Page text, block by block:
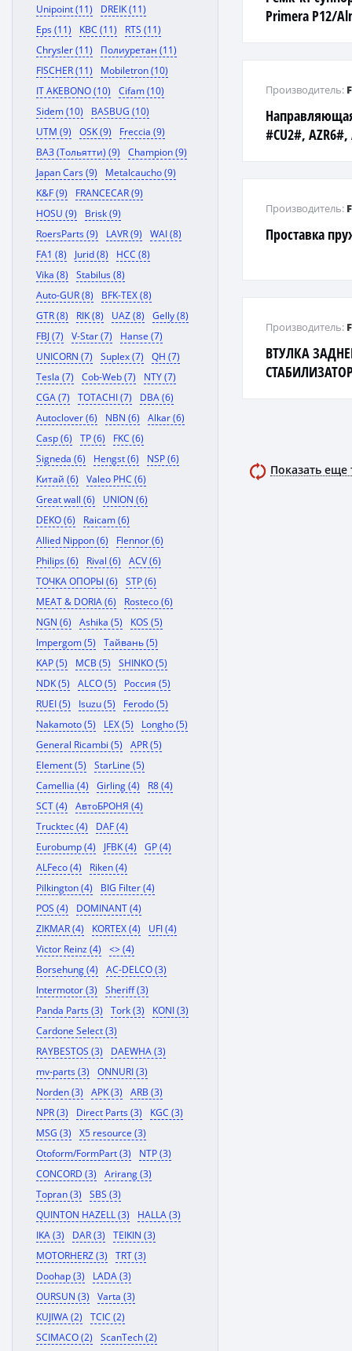
Unipoint (11)
DREIK (11)
Eps (11)
KBC (11)
RTS (11)
Chrysler (11)
Полиуретан (11)
FISCHER (11)
Mobiletron (10)
IT AKEBONO (10)
Cifam (10)
Sidem (10)
BASBUG (10)
UTM (9)
OSK (9)
Freccia (9)
ВАЗ (Тольятти) (9)
Champion (9)
Japan Cars (9)
Metalcaucho (9)
K&F (9)
FRANCECAR (9)
HOSU (9)
Brisk (9)
RoersParts (9)
LAVR (9)
WAI (8)
FA1 (8)
Jurid (8)
HCC (8)
Vika (8)
Stabilus (8)
Auto-GUR (8)
BFK-TEX (8)
GTR (8)
RIK (8) UAZ (8)
Gelly (8)
FBJ (7)
V-Star (7)
Hanse (7)
UNICORN (7)
Suplex (7)
QH (7)
Tesla (7)
Cob-Web (7)
NTY (7)
CGA (7)
TOTACHI (7)
DBA (6)
Autoclover (6)
NBN (6)
Alkar (6)
Casp (6)
TP (6)
FKC (6)
Signeda (6)
Hengst (6)
NSP (6)
Китай (6)
Valeo PHC (6)
Great wall (6)
UNION (6)
DEKO (6)
Raicam (6)
Allied Nippon (6)
Flennor (6)
Philips (6)
Rival (6)
ACV (6)
ТОЧКА ОПОРЫ (6)
STP (6)
MEAT & DORIA (6)
Rosteco (6)
NGN (6)
Ashika (5)
KOS (5)
Impergom (5)
Тайвань (5)
KAP (5)
MCB (5)
SHINKO (5)
NDK (5)
ALCO (5)
Россия (5)
RUEI (5)
Isuzu (5)
Ferodo (5)
Nakamoto (5)
LEX (5)
Longho (5)
General Ricambi (5)
APR (5)
Element (5)
StarLine (5)
Camellia (4)
Girling (4)
R8 (4)
SCT (4)
АвтоБРОНЯ (4)
Trucktec (4)
DAF (4)
Eurobump (4)
JFBK (4)
GP (4)
ALFeco (4)
Riken (4)
Pilkington (4)
BIG Filter (4)
POS (4)
DOMINANT (4)
ZIKMAR (4)
KORTEX (4)
UFI (4)
Victor Reinz (4)
<> (4)
Borsehung (4)
AC-DELCO (3)
Intermotor (3)
Sheriff (3)
Panda Parts (3)
Tork (3)
KONI (3)
Cardone Select (3)
RAYBESTOS (3)
DAEWHA (3)
mv-parts (3)
ONNURI (3)
Norden (3)
APK (3)
ARB (3)
NPR (3)
Direct Parts (3)
KGC (3)
MSG (3)
X5 resource (3)
Otoform/FormPart (3)
NTP (3)
CONCORD (3)
Arirang (3)
Topran (3)
SBS (3)
QUINTON HAZELL (3)
HALLA (3)
IKA (3)
DAR (3)
TEIKIN (3)
MOTORHERZ (3)
TRT (3)
Doohap (3)
LADA (3)
OURSUN (3)
Varta (3)
KUJIWA (2)
TCIC (2)
SCIMACO (2)
ScanTech (2)
Primera P12/
#CU2#, AZR6#,
Производитель:
Проставка
Производитель:
ВТУЛКА
Производитель:
Показать еще